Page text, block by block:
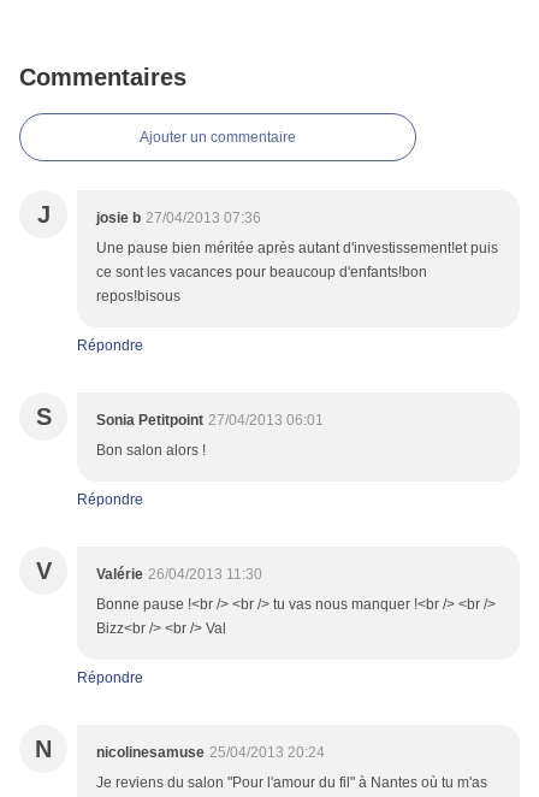
Commentaires
Ajouter un commentaire
J josie b 27/04/2013 07:36
Une pause bien méritée après autant d'investissement!et puis
ce sont les vacances pour beaucoup d'enfants!bon
repos!bisous
Répondre
S Sonia Petitpoint 27/04/2013 06:01
Bon salon alors !
Répondre
V Valérie 26/04/2013 11:30
Bonne pause !<br /> <br /> tu vas nous manquer !<br /> <br />
Bizz<br /> <br /> Val
Répondre
N nicolinesamuse 25/04/2013 20:24
Je reviens du salon "Pour l'amour du fil" à Nantes où tu m'as